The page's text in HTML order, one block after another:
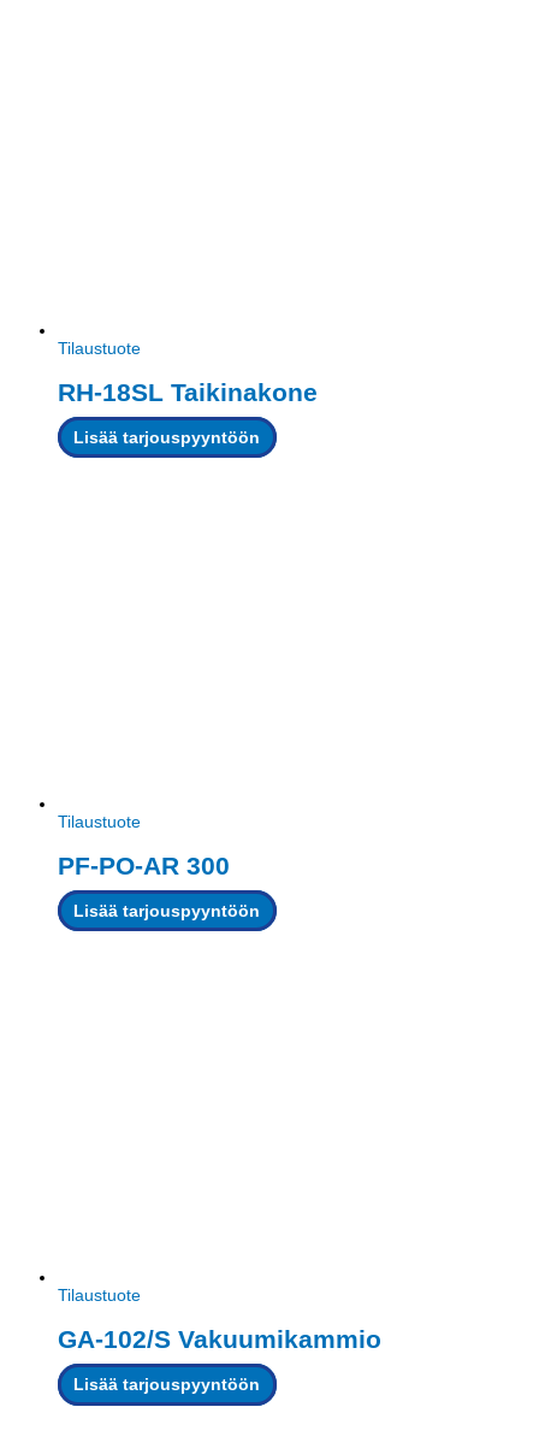
Tilaustuote
RH-18SL Taikinakone
Lisää tarjouspyyntöön
Tilaustuote
PF-PO-AR 300
Lisää tarjouspyyntöön
Tilaustuote
GA-102/S Vakuumikammio
Lisää tarjouspyyntöön